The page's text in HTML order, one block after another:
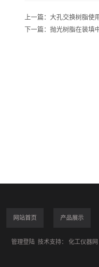
上一篇： 大孔交换树脂使
下一篇： 抛光树脂在装填
网站首页 产品展示
管理登陆 技术支持： 化工仪器网